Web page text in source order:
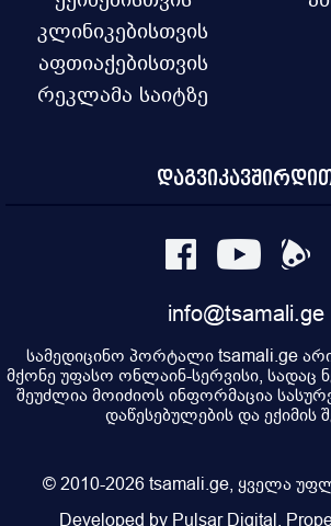
კლინიკებისთვის
აფთიაქებისთვის
რეკლამა საიტზე
info@tsamali.ge
სამედიცინო პორტალი tsamali.ge
მქონე უფასო ონლაინ-სერვისი, სადაც
შეუძლია მოიძიოს ინფორმაცია
დაწესებულების და ექიმის
© 2010-2026 tsamali.ge, ყველა
Developed by Pulsar Digital,